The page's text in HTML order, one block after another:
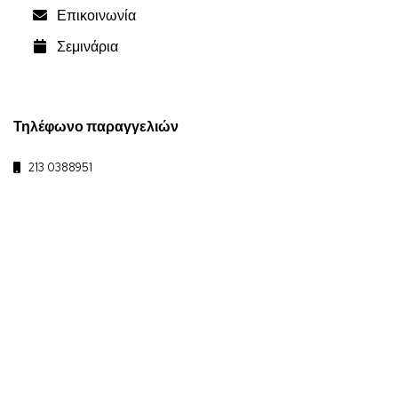
Επικοινωνία
Σεμινάρια
Τηλέφωνο παραγγελιών
213 0388951